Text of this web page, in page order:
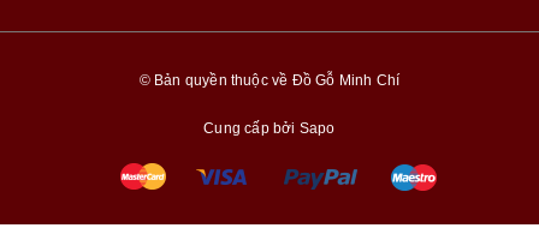
© Bản quyền thuộc về Đồ Gỗ Minh Chí
Cung cấp bởi Sapo